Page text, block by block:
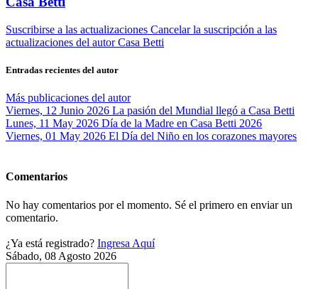
Suscribirse a las actualizaciones Cancelar la suscripción a las
actualizaciones del autor Casa Betti
Entradas recientes del autor
Más publicaciones del autor
Viernes, 12 Junio 2026 La pasión del Mundial llegó a Casa Betti
Lunes, 11 May 2026 Día de la Madre en Casa Betti 2026
Viernes, 01 May 2026 El Día del Niño en los corazones mayores
Comentarios
No hay comentarios por el momento. Sé el primero en enviar un
comentario.
¿Ya está registrado? Ingresa Aquí
Sábado, 08 Agosto 2026